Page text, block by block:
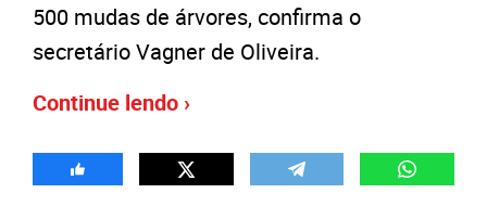
500 mudas de árvores, confirma o
secretário Vagner de Oliveira.
Continue lendo ›